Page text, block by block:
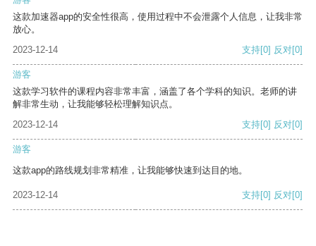
这款加速器app的安全性很高，使用过程中不会泄露个人信息，让我非常
放心。
2023-12-14
支持[0] 反对[0]
游客
这款学习软件的课程内容非常丰富，涵盖了各个学科的知识。老师的讲
解非常生动，让我能够轻松理解知识点。
2023-12-14
支持[0] 反对[0]
游客
这款app的路线规划非常精准，让我能够快速到达目的地。
2023-12-14 支持[0] 反对[0]